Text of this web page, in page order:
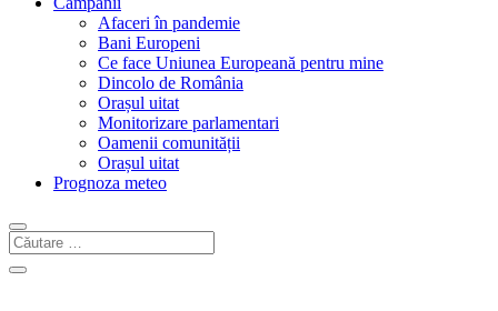
Afaceri în pandemie
Bani Europeni
Ce face Uniunea Europeană pentru mine
Dincolo de România
Orașul uitat
Monitorizare parlamentari
Oamenii comunității
Orașul uitat
Prognoza meteo